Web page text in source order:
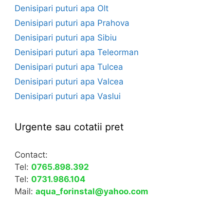
Denisipari puturi apa Olt
Denisipari puturi apa Prahova
Denisipari puturi apa Sibiu
Denisipari puturi apa Teleorman
Denisipari puturi apa Tulcea
Denisipari puturi apa Valcea
Denisipari puturi apa Vaslui
Urgente sau cotatii pret
Contact:
Tel: 0765.898.392
Tel: 0731.986.104
Mail: aqua_forinstal@yahoo.com